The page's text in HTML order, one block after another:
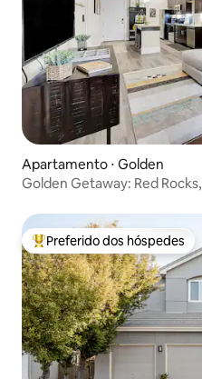
Apartamento ⋅ Golden
Golden Getaway: Red
Entre os melhores
Preferido dos hóspedes